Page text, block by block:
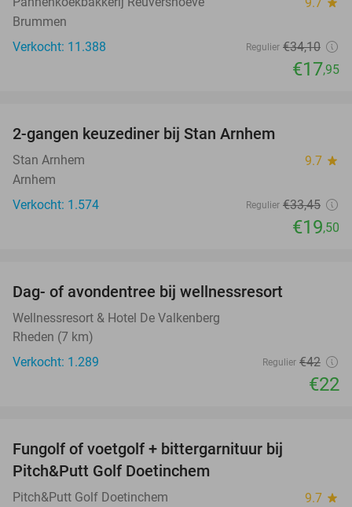
Brummen
Verkocht: 11.388
Regulier €34,10
€17,95
2-gangen keuzediner bij Stan Arnhem
Stan Arnhem 9.7 star
Arnhem
Verkocht: 1.574
Regulier €33,45
€19,50
Dag- of avondentree bij wellnessresort
Wellnessresort & Hotel De Valkenberg
Rheden (7 km)
Verkocht: 1.289
Regulier €42
€22
Fungolf of voetgolf + bittergarnituur bij
Pitch&Putt Golf Doetinchem
Pitch&Putt Golf Doetinchem 9.7 star